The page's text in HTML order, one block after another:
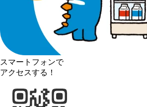
スマートフォンで
アクセスする！